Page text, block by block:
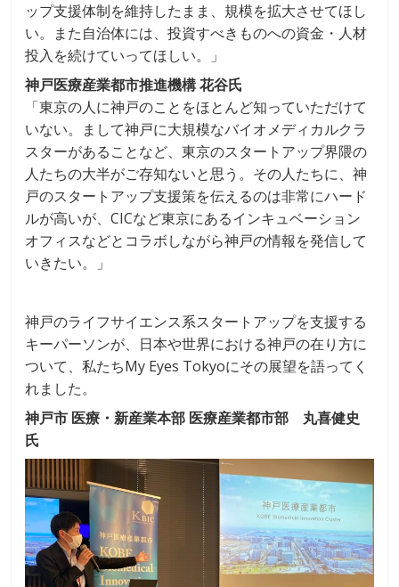
ップ支援体制を維持したまま、規模を拡大させてほし
い。また自治体には、投資すべきものへの資金・人材
投入を続けていってほしい。」
神戸医療産業都市推進機構 花谷氏
「東京の人に神戸のことをほとんど知っていただけて
いない。まして神戸に大規模なバイオメディカルクラ
スターがあることなど、東京のスタートアップ界隈の
人たちの大半がご存知ないと思う。その人たちに、神
戸のスタートアップ支援策を伝えるのは非常にハード
ルが高いが、CICなど東京にあるインキュベーション
オフィスなどとコラボしながら神戸の情報を発信して
いきたい。」
神戸のライフサイエンス系スタートアップを支援する
キーパーソンが、日本や世界における神戸の在り方に
ついて、私たちMy Eyes Tokyoにその展望を語ってく
れました。
神戸市 医療・新産業本部 医療産業都市部 丸喜健史
氏